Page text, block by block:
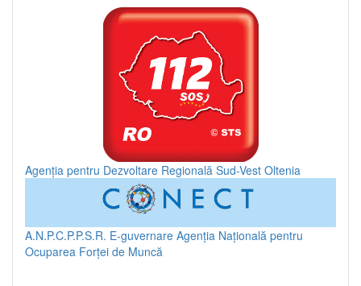
Agenția pentru Dezvoltare Regională Sud-Vest Oltenia
A.N.P.C.P.P.S.R. E-guvernare Agenția Națională pentru
Ocuparea Forței de Muncă